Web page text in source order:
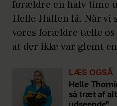
forældre en halv time
Helle Hallen lå. Når vi
vores forældre tælle
at der ikke var glemt
LÆS OGSÅ
Helle
så træt af